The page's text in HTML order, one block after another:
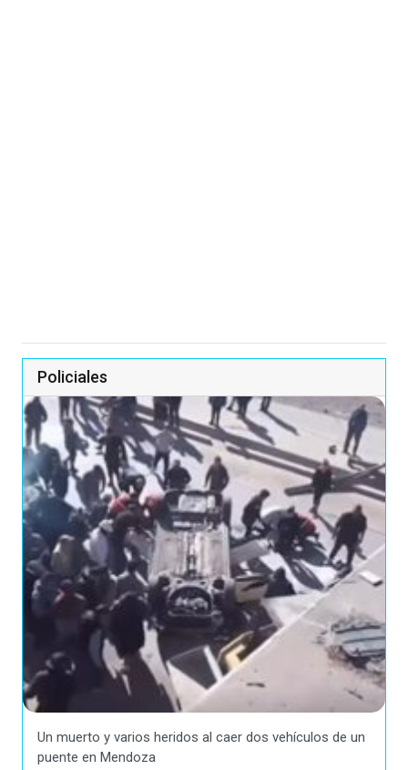
Policiales
Un muerto y varios heridos al caer dos vehículos de un
puente en Mendoza